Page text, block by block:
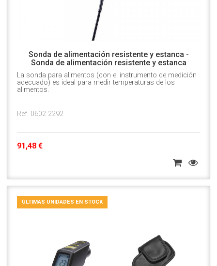
Sonda de alimentación resistente y estanca -
Sonda de alimentación resistente y estanca
La sonda para alimentos (con el instrumento de medición
adecuado) es ideal para medir temperaturas de los
alimentos.
Ref. 0602 2292
91,48 €
ÚLTIMAS UNIDADES EN STOCK